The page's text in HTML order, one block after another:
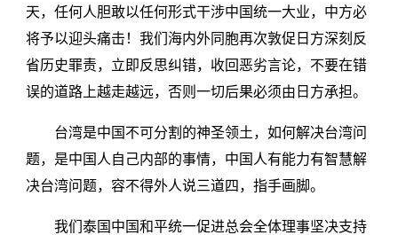
天，任何人胆敢以任何形式干涉中国统一大业，中方必
将予以迎头痛击！我们海内外同胞再次敦促日方深刻反
省历史罪责，立即反思纠错，收回恶劣言论，不要在错
误的道路上越走越远，否则一切后果必须由日方承担。
台湾是中国不可分割的神圣领土，如何解决台湾问
题，是中国人自己内部的事情，中国人有能力有智慧解
决台湾问题，容不得外人说三道四，指手画脚。
我们泰国中国和平统一促进总会全体理事坚决支持